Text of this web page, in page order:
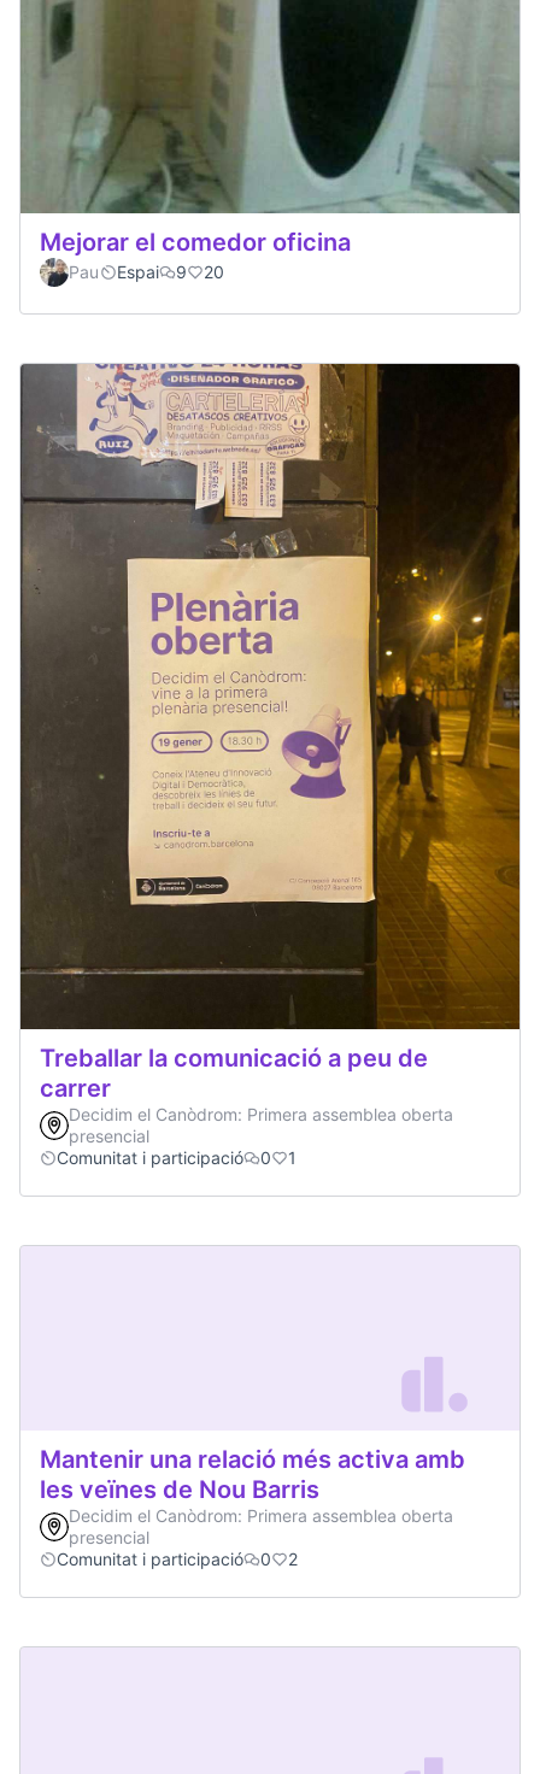
Mejorar el comedor oficina
Pau Espai 9 20
Treballar la comunicació a peu de
carrer
Decidim el Canòdrom: Primera assemblea oberta
presencial
Comunitat i participació
0 1
Mantenir una relació més activa amb
les veïnes de Nou Barris
Decidim el Canòdrom: Primera assemblea oberta
presencial
Comunitat i participació
0 2